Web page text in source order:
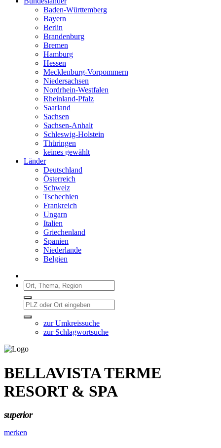
Baden-Württemberg
Bayern
Berlin
Brandenburg
Bremen
Hamburg
Hessen
Mecklenburg-Vorpommern
Niedersachsen
Nordrhein-Westfalen
Rheinland-Pfalz
Saarland
Sachsen
Sachsen-Anhalt
Schleswig-Holstein
Thüringen
keines gewählt
Länder
Deutschland
Österreich
Schweiz
Tschechien
Frankreich
Ungarn
Italien
Griechenland
Spanien
Niederlande
Belgien
zur Umkreissuche
zur Schlagwortsuche
BELLAVISTA TERME
RESORT & SPA
superior
merken